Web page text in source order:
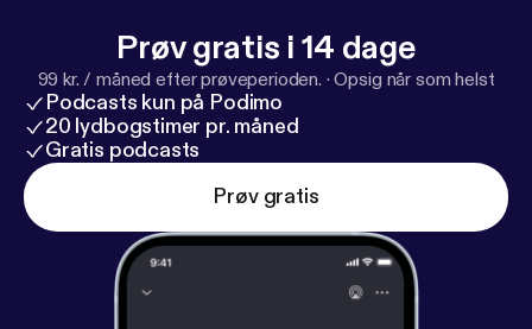
Prøv gratis i 14 dage
99 kr. / måned efter prøveperioden. ·Opsig når som helst
Podcasts kun på Podimo
20 lydbogstimer pr. måned
Gratis podcasts
Prøv gratis